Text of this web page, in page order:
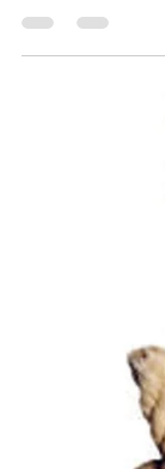
My friend Lars